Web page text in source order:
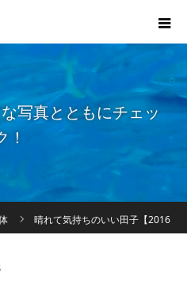
写真とともにチェッ
！
晴れて気持ちのいい田子【2016